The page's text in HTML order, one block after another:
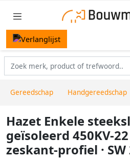
Gereedschap Handgereedschap
Hazet Enkele
geïsoleerd 450KV-
zeskant-profiel · SW